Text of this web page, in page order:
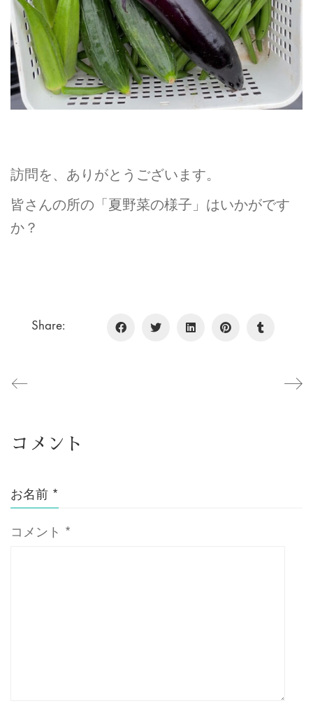
訪問を、ありがとうございます。
皆さんの所の「夏野菜の様子」はいかがです
か？
Share:
コメント
お名前 *
コメント *